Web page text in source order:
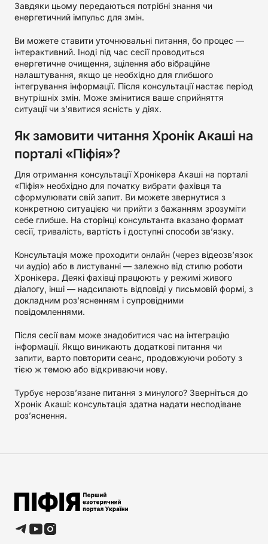
Завдяки цьому передаються потрібні знання чи
енергетичний імпульс для змін.
Ви можете ставити уточнювальні питання, бо процес —
інтерактивний. Іноді під час сесії проводиться
енергетичне очищення, зцілення або вібраційне
налаштування, якщо це необхідно для глибшого
інтегрування інформації. Після консультації настає період
внутрішніх змін. Може змінитися ваше сприйняття
ситуації чи з’явитися ясність у діях.
Як замовити читання Хронік Акаші на
порталі «Піфія»?
Для отримання консультації Хронікера Акаші на порталі
«Піфія» необхідно для початку вибрати фахівця та
сформулювати свій запит. Ви можете звернутися з
конкретною ситуацією чи прийти з бажанням зрозуміти
себе глибше. На сторінці консультанта вказано формат
сесії, тривалість, вартість і доступні способи зв’язку.
Консультація може проходити онлайн (через відеозв’язок
чи аудіо) або в листуванні — залежно від стилю роботи
Хронікера. Деякі фахівці працюють у режимі живого
діалогу, інші — надсилають відповіді у письмовій формі, з
докладним роз’ясненням і супровідними
повідомленнями.
Після сесії вам може знадобитися час на інтеграцію
інформації. Якщо виникають додаткові питання чи
запити, варто повторити сеанс, продовжуючи роботу з
тією ж темою або відкриваючи нову.
Турбує нерозв’язане питання з минулого? Зверніться до
Хронік Акаші: консультація здатна надати несподіване
роз’яснення.